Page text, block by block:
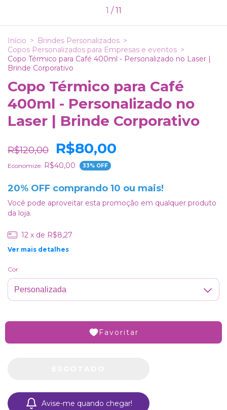
1 /11
Início > Brindes Personalizados >
Copos Personalizados para Empresas e eventos >
Copo Térmico para Café 400ml - Personalizado no Laser |
Brinde Corporativo
Copo Térmico para Café
400ml - Personalizado no
Laser | Brinde Corporativo
R$120,00 R$80,00
Economize: R$40,00 33% OFF
20% OFF comprando 10 ou mais!
Você pode aproveitar esta promoção em qualquer produto
da loja.
12 x de R$8,27
Ver mais detalhes
Cor
Favoritar
Avise-me quando chegar!